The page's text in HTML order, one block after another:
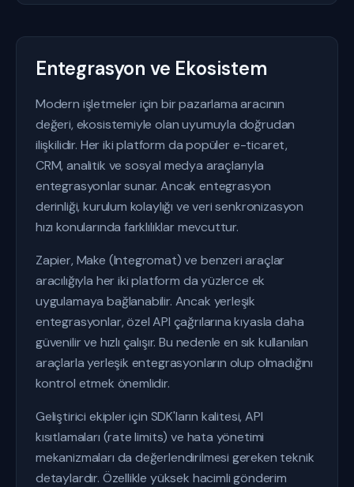
Entegrasyon ve Ekosistem
Modern işletmeler için bir pazarlama aracının
değeri, ekosistemiyle olan uyumuyla doğrudan
ilişkilidir. Her iki platform da popüler e-ticaret,
CRM, analitik ve sosyal medya araçlarıyla
entegrasyonlar sunar. Ancak entegrasyon
derinliği, kurulum kolaylığı ve veri senkronizasyon
hızı konularında farklılıklar mevcuttur.
Zapier, Make (Integromat) ve benzeri araçlar
aracılığıyla her iki platform da yüzlerce ek
uygulamaya bağlanabilir. Ancak yerleşik
entegrasyonlar, özel API çağrılarına kıyasla daha
güvenilir ve hızlı çalışır. Bu nedenle en sık kullanılan
araçlarla yerleşik entegrasyonların olup olmadığını
kontrol etmek önemlidir.
Geliştirici ekipler için SDK'ların kalitesi, API
kısıtlamaları (rate limits) ve hata yönetimi
mekanizmaları da değerlendirilmesi gereken teknik
detaylardır. Özellikle yüksek hacimli gönderim